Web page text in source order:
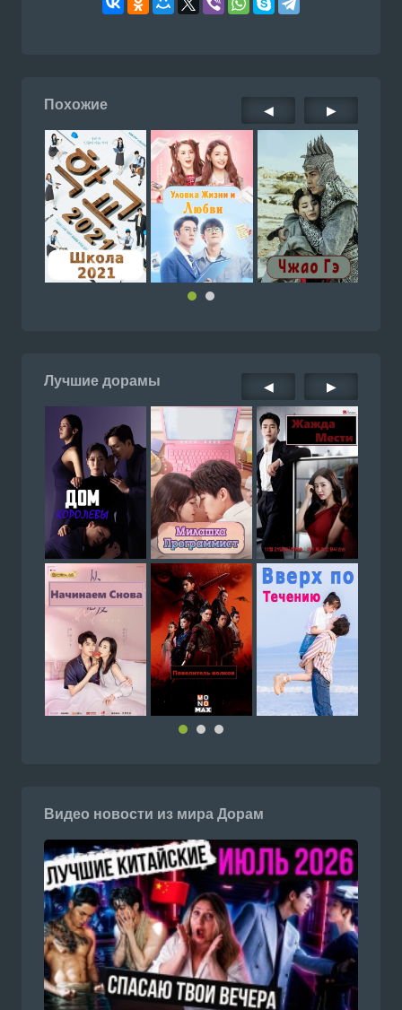
Похожие ◀ ▶
Лучшие дорамы ◀ ▶
Видео новости из мира Дорам